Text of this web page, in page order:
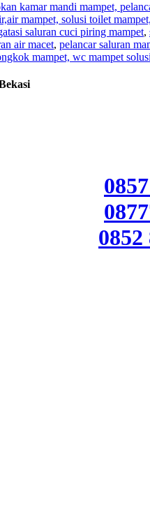
kamar mandi mampet,
mampet, solusi toilet
saluran cuci piring mampet,
air macet, pelancar saluran
mampet, wc mampet
0852